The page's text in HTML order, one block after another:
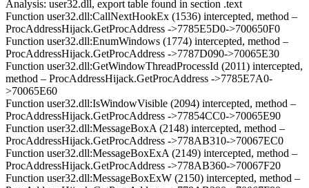
Analysis: user32.dll, export table found in section .text
Function user32.dll:CallNextHookEx (1536) intercepted, method –
ProcAddressHijack.GetProcAddress ->7785E5D0->700650F0
Function user32.dll:EnumWindows (1774) intercepted, method –
ProcAddressHijack.GetProcAddress ->7787D090->70065E30
Function user32.dll:GetWindowThreadProcessId (2011) intercepted,
method – ProcAddressHijack.GetProcAddress ->7785E7A0-
>70065E60
Function user32.dll:IsWindowVisible (2094) intercepted, method –
ProcAddressHijack.GetProcAddress ->77854CC0->70065E90
Function user32.dll:MessageBoxA (2148) intercepted, method –
ProcAddressHijack.GetProcAddress ->778AB310->70067EC0
Function user32.dll:MessageBoxExA (2149) intercepted, method –
ProcAddressHijack.GetProcAddress ->778AB360->70067F20
Function user32.dll:MessageBoxExW (2150) intercepted, method –